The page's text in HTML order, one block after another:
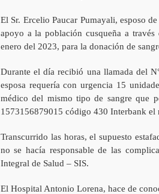
El Sr. Ercelio Paucar Pumayali, esposo
apoyo a la población cusqueña a
enero del 2023, para la donación de
Durante el día recibió una llamada del
esposa requería con urgencia 15
médico del mismo tipo de sangre que
1573156879015 código 430 Interbank el
Transcurrido las horas, el supuesto
no se hacía responsable de las
Integral de Salud – SIS.
El Hospital Antonio Lorena, hace de